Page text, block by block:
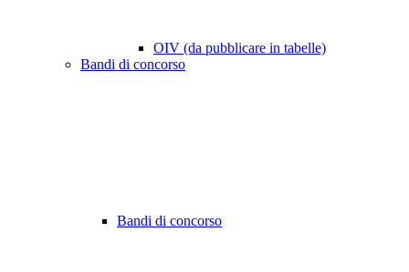
OIV (da pubblicare in tabelle)
Bandi di concorso
Bandi di concorso